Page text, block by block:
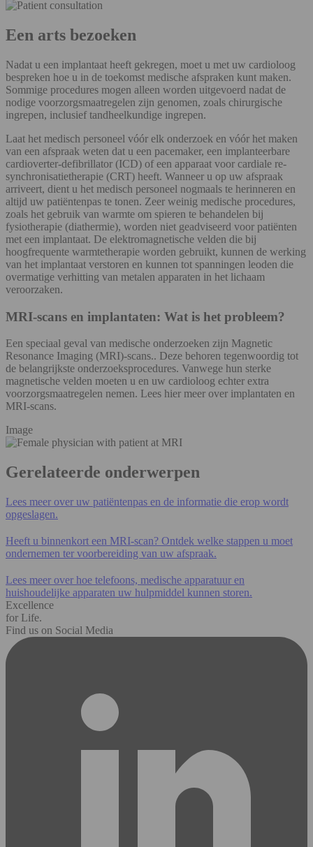
Een arts bezoeken
Nadat u een implantaat heeft gekregen, moet u met uw cardioloog
bespreken hoe u in de toekomst medische afspraken kunt maken.
Sommige procedures mogen alleen worden uitgevoerd nadat de
nodige voorzorgsmaatregelen zijn genomen, zoals chirurgische
ingrepen, inclusief tandheelkundige ingrepen.
Laat het medisch personeel vóór elk onderzoek en vóór het maken
van een afspraak weten dat u een pacemaker, een implanteerbare
cardioverter-defibrillator (ICD) of een apparaat voor cardiale re-
synchronisatietherapie (CRT) heeft. Wanneer u op uw afspraak
arriveert, dient u het medisch personeel nogmaals te herinneren en
altijd uw patiëntenpas te tonen. Zeer weinig medische procedures,
zoals het gebruik van warmte om spieren te behandelen bij
fysiotherapie (diathermie), worden niet geadviseerd voor patiënten
met een implantaat. De elektromagnetische velden die bij
hoogfrequente warmtetherapie worden gebruikt, kunnen de werking
van het implantaat verstoren en kunnen tot spanningen leoden die
overmatige verhitting van metalen apparaten in het lichaam
veroorzaken.
MRI-scans en implantaten: Wat is het probleem?
Een speciaal geval van medische onderzoeken zijn Magnetic
Resonance Imaging (MRI)-scans.. Deze behoren tegenwoordig tot
de belangrijkste onderzoeksprocedures. Vanwege hun sterke
magnetische velden moeten u en uw cardioloog echter extra
voorzorgsmaatregelen nemen. Lees hier meer over implantaten en
MRI-scans.
Image
Gerelateerde onderwerpen
Lees meer over uw patiëntenpas en de informatie die erop wordt
opgeslagen.
Heeft u binnenkort een MRI-scan? Ontdek welke stappen u moet
ondernemen ter voorbereiding van uw afspraak.
Lees meer over hoe telefoons, medische apparatuur en
huishoudelijke apparaten uw hulpmiddel kunnen storen.
Excellence
for Life.
Find us on Social Media